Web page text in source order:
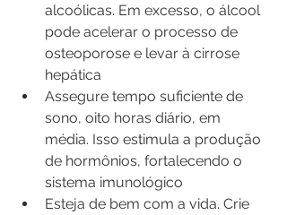
alcoólicas. Em excesso, o álcool
pode acelerar o processo de
osteoporose e levar à cirrose
hepática
Assegure tempo suficiente de
sono, oito horas diário, em
média. Isso estimula a produção
de hormônios, fortalecendo o
sistema imunológico
Esteja de bem com a vida. Crie